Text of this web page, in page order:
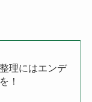
理にはエンデ
！